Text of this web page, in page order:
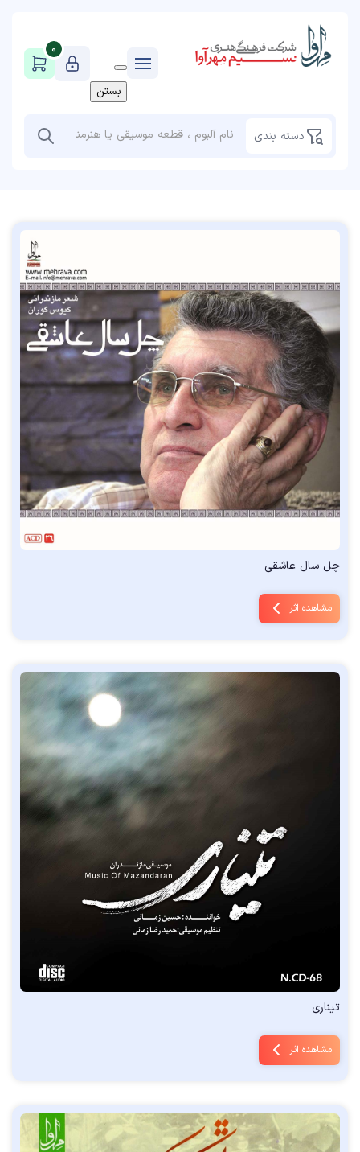
دسته بندی
بستن
0
چل سال عاشقی
مشاهده اثر
تیناری
مشاهده اثر